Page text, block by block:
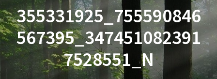
355331925_755590846
567395_347451082391
7528551_N